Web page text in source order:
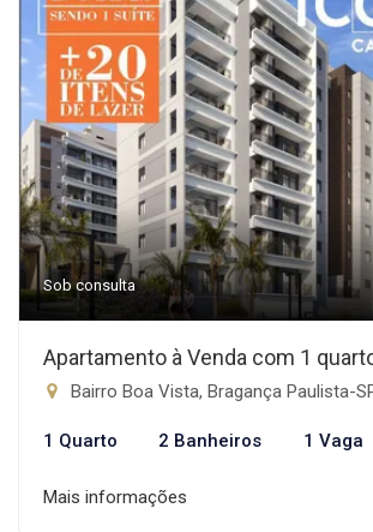
Sob consulta
Apartamento à Venda com 1
Bairro Boa Vista, Bragança Paulista-
1 Quarto 2 Banheiros 1 Vaga
Mais informações